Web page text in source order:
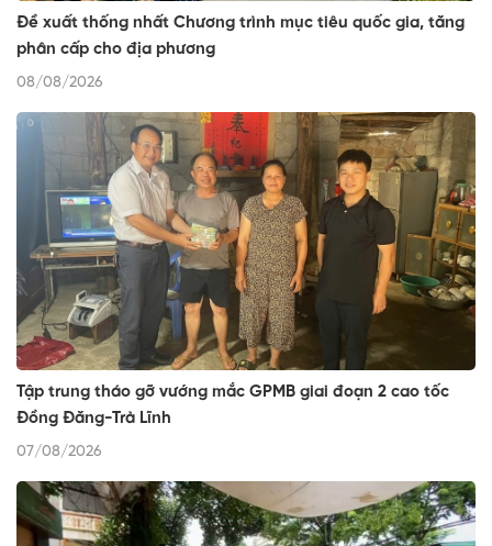
Đề xuất thống nhất Chương trình mục tiêu quốc gia, tăng
phân cấp cho địa phương
08/08/2026
Tập trung tháo gỡ vướng mắc GPMB giai đoạn 2 cao tốc
Đồng Đăng-Trà Lĩnh
07/08/2026